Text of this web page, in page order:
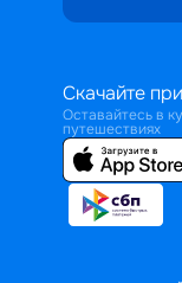
Скачайте
Оставайтесь в
путешествиях